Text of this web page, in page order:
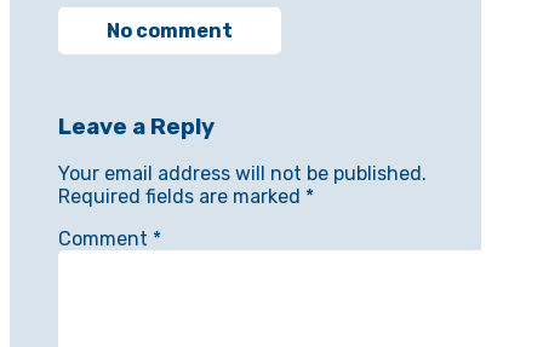
No comment
Leave a Reply
Your email address will not be published.
Required fields are marked *
Comment *